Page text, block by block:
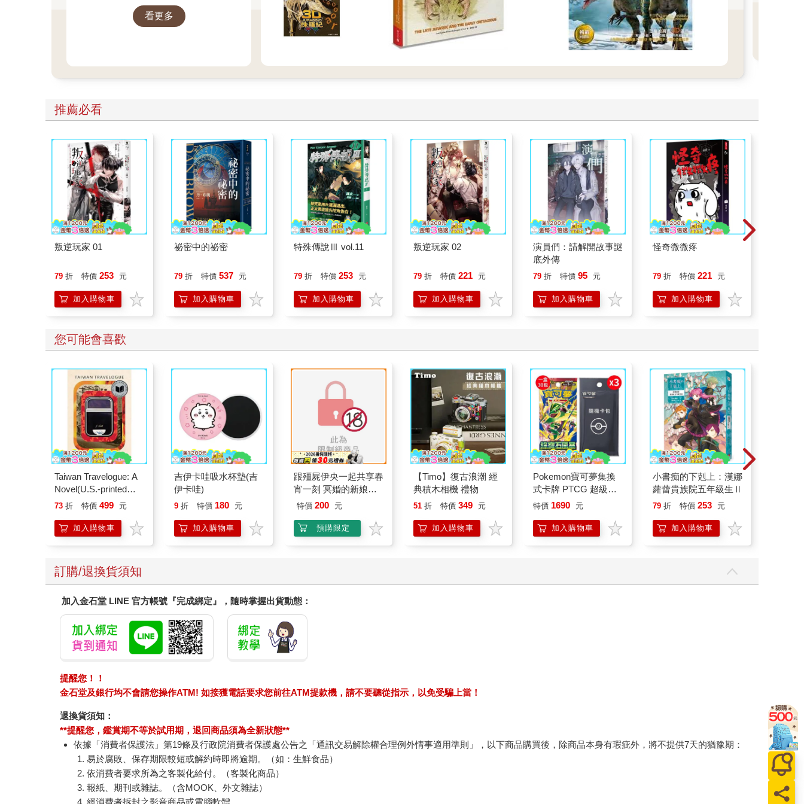
看更多
推薦必看
叛逆玩家 01
79 折 特價 253 元
加入購物車
祕密中的祕密
79 折 特價 537 元
加入購物車
特殊傳說Ⅲ vol.11
79 折 特價 253 元
加入購物車
叛逆玩家 02
79 折 特價 221 元
加入購物車
演員們：請解開故事謎
底外傳
79 折 特價 95 元
加入購物車
怪奇微微疼
79 折 特價 221 元
加入購物車
您可能會喜歡
Taiwan Travelogue: A
Novel(U.S.-printed
edition)
73 折 特價 499 元
加入購物車
吉伊卡哇吸水杯墊(吉
伊卡哇)
9 折 特價 180 元
加入購物車
跟殭屍伊央一起共享春
宵一刻 冥婚的新娘番
外篇
特價 200 元
預購限定
【Timo】復古浪潮 經
典積木相機 禮物
51 折 特價 349 元
加入購物車
Pokemon寶可夢集換
式卡牌 PTCG 超級進
化 擴充包 綠寶石風暴
特價 1690 元
加入購物車
小書痴的下剋上：漢娜
蘿蕾貴族院五年級生Ⅱ
79 折 特價 253 元
加入購物車
訂購/退換貨須知
加入金石堂 LINE 官方帳號『完成綁定』，隨時掌握出貨動態：
提醒您！！
金石堂及銀行均不會請您操作ATM! 如接獲電話要求您前往ATM提款機，請不要聽從指示，以免受騙上當！
退換貨須知：
**提醒您，鑑賞期不等於試用期，退回商品須為全新狀態**
依據「消費者保護法」第19條及行政院消費者保護處公告之「通訊交易解除權合理例外情事適用準則」，以下商品購買後，除商品本身有瑕疵外，將不提供7天的猶豫期：
易於腐敗、保存期限較短或解約時即將逾期。（如：生鮮食品）
依消費者要求所為之客製化給付。（客製化商品）
報紙、期刊或雜誌。（含MOOK、外文雜誌）
經消費者拆封之影音商品或電腦軟體。